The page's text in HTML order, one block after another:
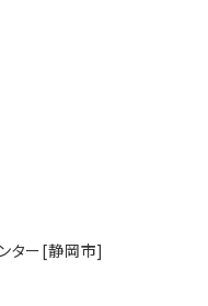
ター[静岡市]